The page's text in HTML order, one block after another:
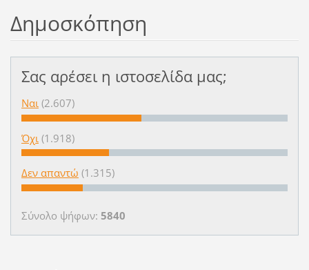
Δημοσκόπηση
Σας αρέσει η ιστοσελίδα μας;
Ναι (2.607)
Όχι (1.918)
Δεν απαντώ (1.315)
Σύνολο ψήφων: 5840